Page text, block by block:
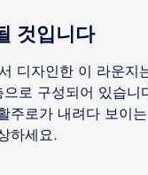
것입니다
디자인한 이 라운지
로 구성되어 있습니
주로가 내려다 보이
하세요.